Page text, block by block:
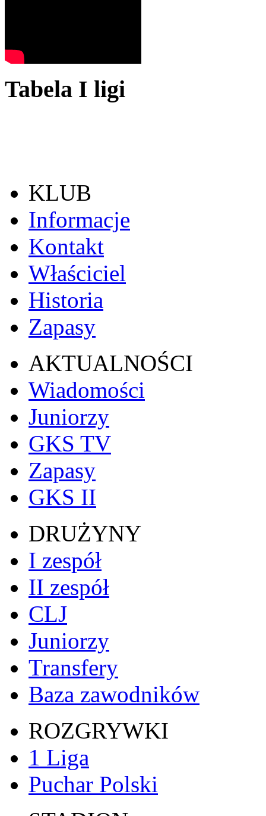
Tabela I ligi
KLUB
Informacje
Kontakt
Właściciel
Historia
Zapasy
AKTUALNOŚCI
Wiadomości
Juniorzy
GKS TV
Zapasy
GKS II
DRUŻYNY
I zespół
II zespół
CLJ
Juniorzy
Transfery
Baza zawodników
ROZGRYWKI
1 Liga
Puchar Polski